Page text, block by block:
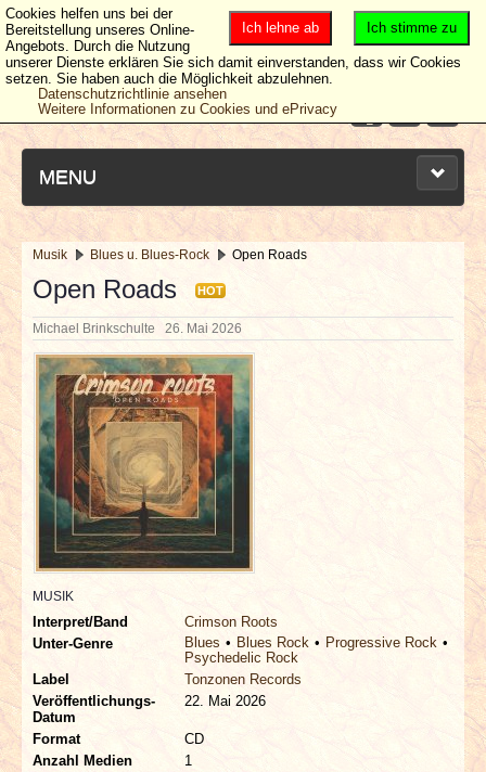
MENU
NEUESTE ARTIKEL
NEWS & DATES
BERICHTE
VERLOSUNGEN
INTERVIEWS
SPECIALS
REDAKTION
ARCHIV
Musik Blues u. Blues-Rock Open Roads
Open Roads HOT
Michael Brinkschulte 26. Mai 2026
MUSIK
Interpret/Band
Crimson Roots
Unter-Genre
Blues Blues Rock
Progressive Rock
Psychedelic Rock
Label
Tonzonen Records
Veröffentlichungs-
Datum
22. Mai 2026
Format
CD
Anzahl Medien
1
Ich stimme zu
Ich lehne ab
Cookies helfen uns bei der
Bereitstellung unseres Online-
Angebots. Durch die Nutzung
unserer Dienste erklären Sie sich damit einverstanden, dass wir Cookies
setzen. Sie haben auch die Möglichkeit abzulehnen.
Datenschutzrichtlinie ansehen
Weitere Informationen zu Cookies und ePrivacy